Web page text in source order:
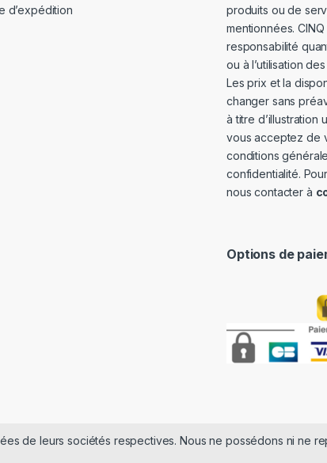
d’expédition
produits ou de
mentionnées.
responsabilité
ou à l’utilisation
Les prix et la
changer sans
à titre d’illustration
vous acceptez de
conditions
confidentialité.
nous contacter à
Options de
de leurs sociétés respectives. Nous ne possédons ni ne